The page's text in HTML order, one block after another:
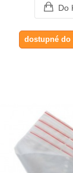
Do
dostupné do